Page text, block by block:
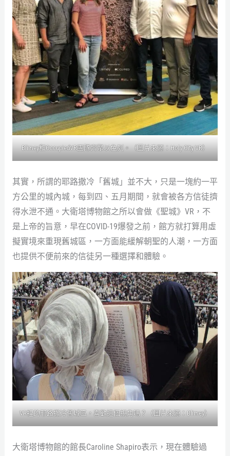
Blimey和OccupiedVR團隊齊聚以色列。（圖片來源：Holy City VR）
其實，所謂的耶路撒冷「舊城」並不大，只是一塊約一平
方公里的城內城，每到四、五月期間，就會被各方信徒擠
得水泄不通。大衛塔博物館之所以會做《聖城》VR，不
是上帝的旨意，早在COVID-19爆發之前，館方就打算用虛
擬實境來重現舊城區，一方面能緩解朝聖的人潮，一方面
也提供不便前來的信徒另一種選擇和體驗。
VR裡的耶路撒冷舊城區，喜歡這個視角嗎？（圖片來源：Blimey）
大衛塔博物館的館長Caroline Shapiro表示，現在體驗過